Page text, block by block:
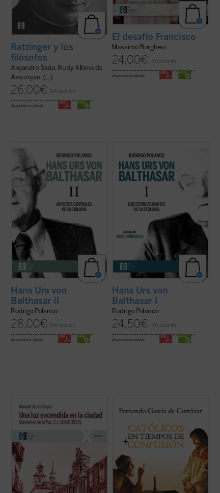
Ratzinger y los
filósofos
Alejandro Sada, Rudy Albino de
Assunçao, (...)
26,00€ IVA incluido
disponible en ebook:
El desafío Francisco
Massimo Borghesi
24,00€ IVA incluido
disponible en ebook:
Este segundo volumen está dedicado a las
líneas centrales de la
Trilogía teológica, su
obra central, escrita entre 1961 y 1987.
Señalada por el propio von Balthasar como
«el plan fundamental, la preocupación de
una vida», este ...
(ver ficha)
Hans Urs von
Balthasar II
Rodrigo Polanco
28,00€ IVA incluido
disponible en ebook:
pensamiento teológico de von Balthasar a
partir de suTrilogía (Gloria, Teodramática
Teológica),considerada su obra cumbre
y que recoge en buena medida su
producción anterior. Se ...(ver ficha)
Hans Urs von
Balthasar I
Rodrigo Polanco
24,50€ IVA incluido
disponible en ebook:
ingresó en el noviciado de la Compañía de
Jesús. Docente, predicador, misionero,
confesor e impulsor de obras sociales, su
implicación en el ministerio del ...
(ver ficha)
tiempos de confusión, el nuevo libro de
tradición cristiana vuelva a ser la
referencia que nos defina, de tal ...(ver
ficha)